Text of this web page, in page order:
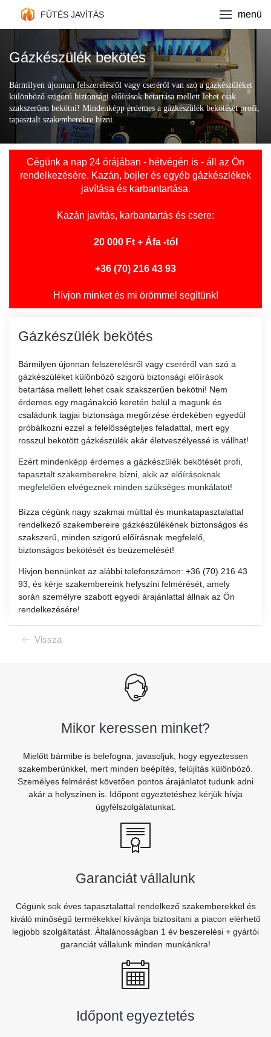
FŰTÉS JAVÍTÁS
Fűtés javítás
Kazán márkák
Ajánlatkérés
Kapcsolat
menü
Gázkészülék bekötés
Bármilyen újonnan felszerelésről vagy cseréről van szó a gázkészüléket
különböző szigorú biztonsági előírások betartása mellett lehet csak
szakszerűen bekötni! Mindenképp érdemes a gázkészülék bekötését profi,
tapasztalt szakemberekre bízni.
Cégünk a nap 24 órájában - hétvégén is - áll az Ön
rendelkezésére. Kazán, bojler és egyéb gázkészlékek
javítása és karbantartása.
Kazán javítás, karbantartás és csere:
20 000 Ft + Áfa -tól
+36 (70) 216 43 93
Hívjon minket és mi örömmel segítünk!
Vissza
Gázkészülék bekötés
Bármilyen újonnan felszerelésről vagy cseréről van szó a
gázkészüléket különböző szigorú biztonsági előírások
betartása mellett lehet csak szakszerűen bekötni! Nem
érdemes egy magánakció keretén belül a magunk és
családunk tagjai biztonsága megőrzése érdekében egyedül
próbálkozni ezzel a felelősségteljes feladattal, mert egy
rosszul bekötött gázkészülék akár életveszélyessé is vállhat!
Ezért mindenképp érdemes a gázkészülék bekötését profi,
tapasztalt szakemberekre bízni, akik az előírásoknak
megfelelően elvégeznek minden szükséges munkálatot!
Bízza cégünk nagy szakmai múlttal és munkatapasztalattal
rendelkező szakembereire gázkészülékének biztonságos és
szakszerű, minden szigorú előírásnak megfelelő,
biztonságos bekötését és beüzemelését!
Hívjon bennünket az alábbi telefonszámon: +36 (70) 216 43
93, és kérje szakembereink helyszíni felmérését, amely
során személyre szabott egyedi árajánlattal állnak az Ön
rendelkezésére!
Mikor keressen minket?
Mielőtt bármibe is belefogna, javasoljuk, hogy egyeztessen
szakemberünkkel, mert minden beépítés, felújítás különböző.
Személyes felmérést követően pontos árajánlatot tudunk adni
akár a helyszínen is. Időpont egyeztetéshez kérjük hívja
ügyfélszolgálatunkat.
Garanciát vállalunk
Cégünk sok éves tapasztalattal rendelkező szakemberekkel és
kiváló minőségű termékekkel kívánja biztosítani a piacon elérhető
legjobb szolgáltatást. Általánosságban 1 év beszerelési + gyártói
garanciát vállalunk minden munkánkra!
Időpont egyeztetés